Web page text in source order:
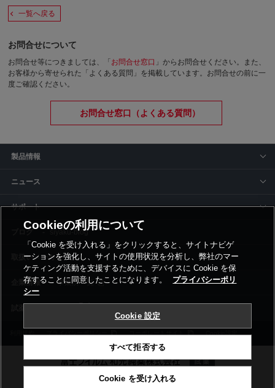
一覧へ戻る
お問合せについて
お問合せ等につきましては、「 お問合せ窓口 」からお問合せください。
また、
お客様から寄せられた「よくある質問」を掲載しています。お問合せの前に一
度ご確認ください。
お問合せ窓口（よくある質問）
製品情報
ニュース
サポート
siyaku-blog
取扱いメーカー
事業所一覧
利用規約 プライバシーポリシー コーポレートサイト Cookie設定
©富士フイルム和光純薬株式会社
Cookieの利用について
「Cookie を受け入れる」をクリックすると、サイトナビゲ
ーションを強化し、サイトの使用状況を分析し、弊社のマー
ケティング活動を支援するために、デバイスに Cookie を保
存することに同意したことになります。
プライバシーポリ
シー
Cookie 設定
すべて拒否する
Cookie を受け入れる